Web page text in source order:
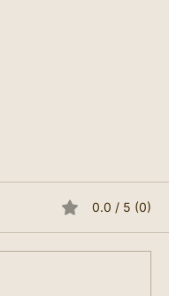
0.0 / 5 (0)